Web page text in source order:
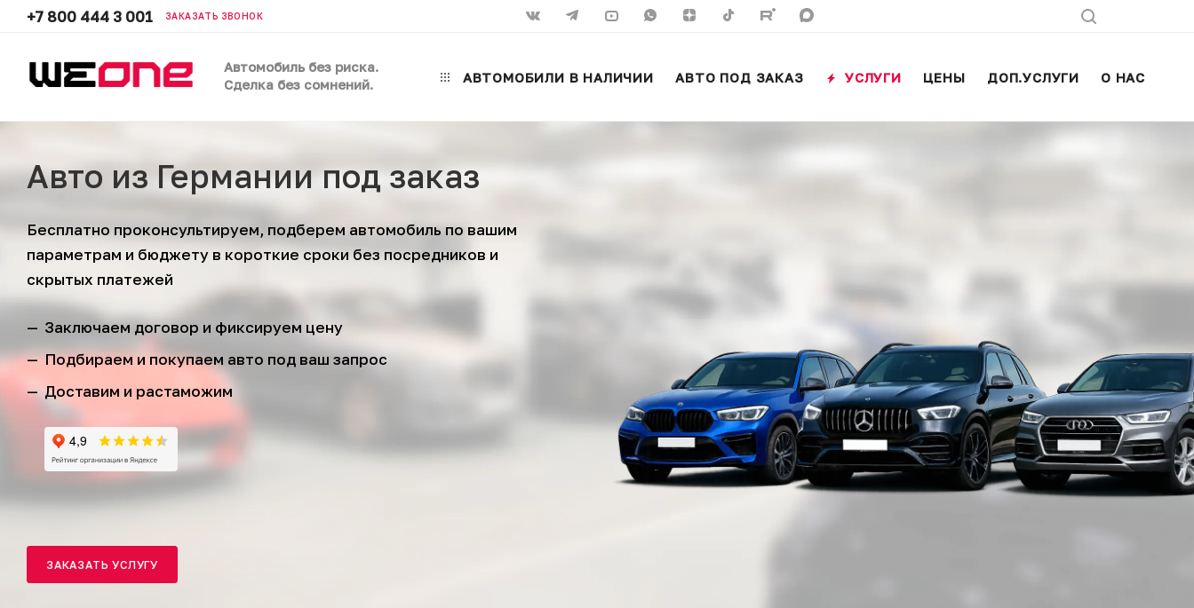
+7 800 444 3 001 ЗАКАЗАТЬ ЗВОНОК
Автомобиль без риска.
Сделка без сомнений.
АВТОМОБИЛИ В НАЛИЧИИ АВТО ПОД ЗАКАЗ УСЛУГИ ЦЕНЫ ДОП.УСЛУГИ О НАС
Авто из Германии под заказ
Бесплатно проконсультируем, подберем автомобиль по вашим
параметрам и бюджету в короткие сроки без посредников и
скрытых платежей
Заключаем договор и фиксируем цену
Подбираем и покупаем авто под ваш запрос
Доставим и растаможим
ЗАКАЗАТЬ УСЛУГУ